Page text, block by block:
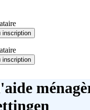
inscription
inscription